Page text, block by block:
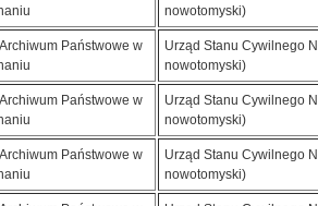
nowotomyski)
Państwowe w
Urząd Stanu Cywilnego
nowotomyski)
Państwowe w
Urząd Stanu Cywilnego
nowotomyski)
Państwowe w
Urząd Stanu Cywilnego
nowotomyski)